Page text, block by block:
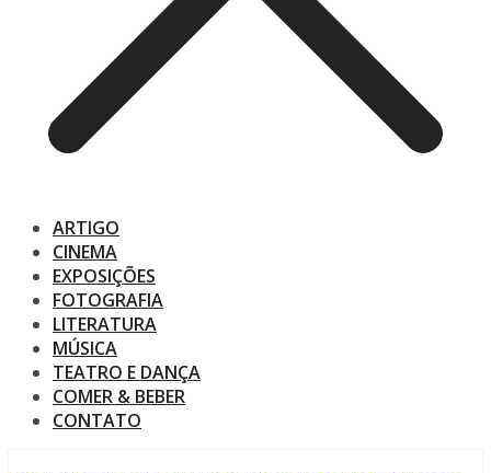
ARTIGO
CINEMA
EXPOSIÇÕES
FOTOGRAFIA
LITERATURA
MÚSICA
TEATRO E DANÇA
COMER & BEBER
CONTATO